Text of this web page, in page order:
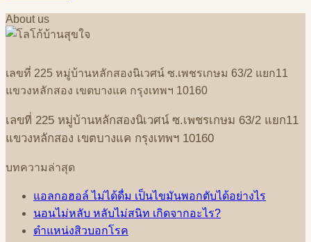
About us
เลขที่ 225 หมู่บ้านหลักสองนิเวศน์ ซ.เพชรเกษม 63/2 แยก11
แขวงหลักสอง เขตบางแค กรุงเทพฯ 10160
เลขที่ 225 หมู่บ้านหลักสองนิเวศน์ ซ.เพชรเกษม 63/2 แยก11
แขวงหลักสอง เขตบางแค กรุงเทพฯ 10160
บทความล่าสุด
แอลกอฮอล์ ไม่ได้ดื่ม เป็นไขมันพอกตับได้อย่างไร
นอนไม่หลับ หลับไม่สนิท เกิดจากอะไร?
ตำแหน่งสิวบอกโรค